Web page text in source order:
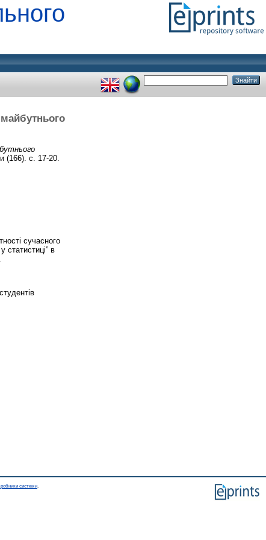
(166). с. 17-20.
сучасного
статистиці” в
системи